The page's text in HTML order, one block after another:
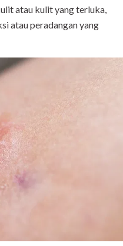
atau kulit yang terluka,
atau peradangan yang